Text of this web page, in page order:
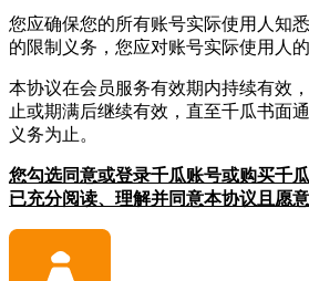
您应确保您的所有账号实际使用人知
的限制义务，您应对账号实际使用人
本协议在会员服务有效期内持续有效
止或期满后继续有效，直至千瓜书面
义务为止。
您勾选同意或登录千瓜账号或购买千
已充分阅读、理解并同意本协议且愿